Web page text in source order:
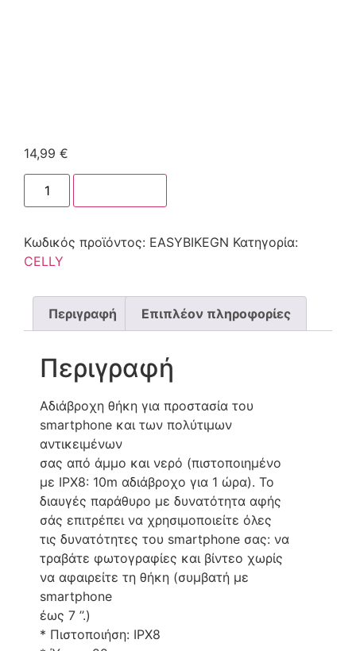
14,99 €
Κωδικός προϊόντος: EASYBIKEGN Κατηγορία:
CELLY
Περιγραφή Επιπλέον πληροφορίες
Περιγραφή
Αδιάβροχη θήκη για προστασία του
smartphone και των πολύτιμων
αντικειμένων
σας από άμμο και νερό (πιστοποιημένο
με IPX8: 10m αδιάβροχο για 1 ώρα). Το
διαυγές παράθυρο με δυνατότητα αφής
σάς επιτρέπει να χρησιμοποιείτε όλες
τις δυνατότητες του smartphone σας: να
τραβάτε φωτογραφίες και βίντεο χωρίς
να αφαιρείτε τη θήκη (συμβατή με
smartphone
έως 7 ’’.)
* Πιστοποιήση: IPX8